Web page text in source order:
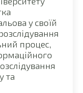
у своїй
процес,
та